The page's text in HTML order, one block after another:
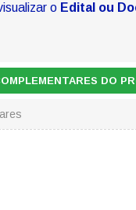
o Edital ou
DO